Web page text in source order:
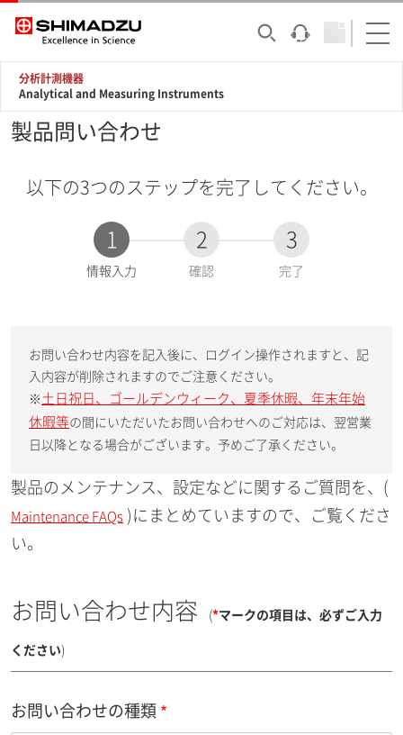
分析計測機器
Analytical and Measuring Instruments
製品問い合わせ
以下の3つのステップを完了してください。
1
現
情報入力
2
確認
3
完了
お問い合わせ内容を記入後に、ログイン操作されますと、記
入内容が削除されますのでご注意ください。
※ 土日祝日、ゴールデンウィーク、夏季休暇、年末年始
休暇等の間にいただいたお問い合わせへのご対応は、翌営業
日以降となる場合がございます。予めご了承ください。
製品のメンテナンス、設定などに関するご質問を、(
Maintenance FAQs )にまとめていますので、ご覧くださ
い。
お問い合わせ内容 (*マークの項目は、必ずご入力
ください)
お問い合わせの種類